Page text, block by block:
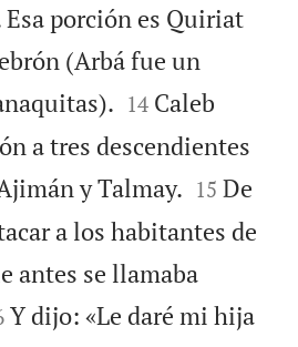
Esa porción es Quiriat
(Arbá fue un


14 Caleb
a tres descendientes
y Talmay. 

15 De
a los habitantes de
antes se llamaba
Y dijo: «Le daré mi hija